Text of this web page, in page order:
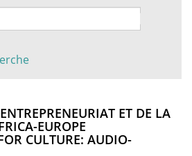
ET DE LA
EUROPE
CULTURE: AUDIO-